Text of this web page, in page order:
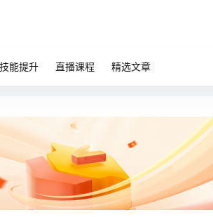
技能提升 直播课程 精选文章